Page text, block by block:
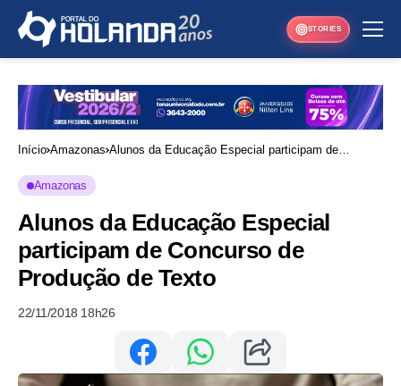
STORIES
Início Amazonas Alunos da Educação Especial participam de
Amazonas
Alunos da Educação Especial
participam de Concurso de
Produção de Texto
22/11/2018 18h26